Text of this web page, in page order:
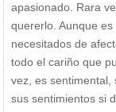
apasionado. Rara
quererlo. Aunque
necesitados de
todo el cariño que
vez, es sentimental,
sus sentimientos si